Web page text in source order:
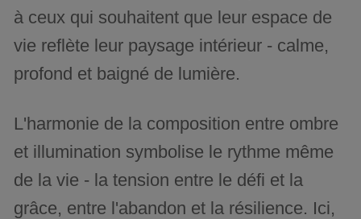
à ceux qui souhaitent que leur espace de
vie reflète leur paysage intérieur - calme,
profond et baigné de lumière.
L'harmonie de la composition entre ombre
et illumination symbolise le rythme même
de la vie - la tension entre le défi et la
grâce, entre l'abandon et la résilience. Ici,